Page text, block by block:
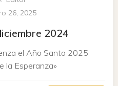
26, 2025
2024
el Año Santo 2025
la Esperanza»